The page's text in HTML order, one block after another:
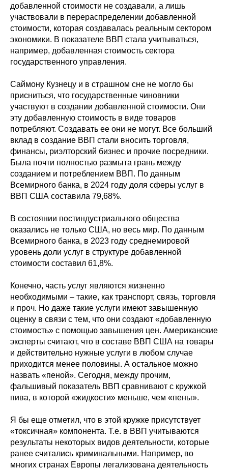
добавленной стоимости не создавали, а лишь
участвовали в перераспределении добавленной
стоимости, которая создавалась реальным сектором
экономики. В показателе ВВП стала учитываться,
например, добавленная стоимость сектора
государственного управления.
Саймону Кузнецу и в страшном сне не могло бы
присниться, что государственные чиновники
участвуют в создании добавленной стоимости. Они
эту добавленную стоимость в виде товаров
потребляют. Создавать ее они не могут. Все больший
вклад в создание ВВП стали вносить торговля,
финансы, риэлторский бизнес и прочие посредники.
Была почти полностью размыта грань между
созданием и потреблением ВВП. По данным
Всемирного банка, в 2024 году доля сферы услуг в
ВВП США составила 79,68%.
В состоянии постиндустриального общества
оказались не только США, но весь мир. По данным
Всемирного банка, в 2023 году среднемировой
уровень доли услуг в структуре добавленной
стоимости составил 61,8%.
Конечно, часть услуг являются жизненно
необходимыми – такие, как транспорт, связь, торговля
и проч. Но даже такие услуги имеют завышенную
оценку в связи с тем, что они создают «добавленную
стоимость» с помощью завышения цен. Американские
эксперты считают, что в составе ВВП США на товары
и действительно нужные услуги в любом случае
приходится менее половины. А остальное можно
назвать «пеной». Сегодня, между прочим,
фальшивый показатель ВВП сравнивают с кружкой
пива, в которой «жидкости» меньше, чем «пены».
Я бы еще отметил, что в этой кружке присутствует
«токсичная» компонента. Т.е. в ВВП учитываются
результаты некоторых видов деятельности, которые
ранее считались криминальными. Например, во
многих странах Европы легализована деятельность